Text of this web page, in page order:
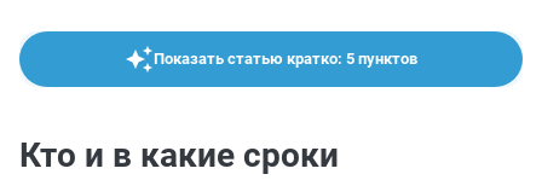
Показать статью кратко: 5 пунктов
Кто и в какие сроки